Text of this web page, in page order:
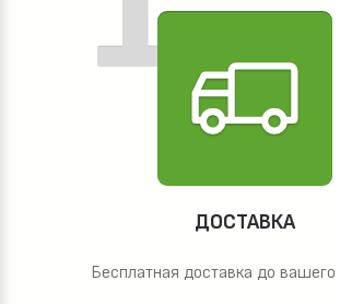
ДОСТАВКА
Бесплатная доставка до вашего